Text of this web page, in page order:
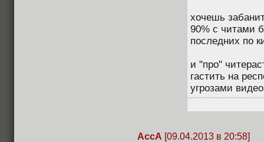
хочешь
90% с читами
последних по
и "про"
гастить на
угрозами
AccA [09.04.2013 в 20:58]